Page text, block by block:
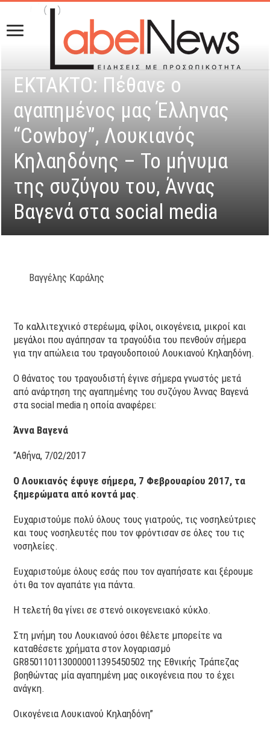
ΕΚΤΑΚΤΟ: Πέθανε ο
αγαπημένος μας Έλληνας
“Cowboy”, Λουκιανός
Κηλαηδόνης – To μήνυμα
της συζύγου του, Άννας
Βαγενά στα social media
Βαγγέλης Καράλης
Το καλλιτεχνικό στερέωμα, φίλοι, οικογένεια, μικροί και
μεγάλοι που αγάπησαν τα τραγούδια του πενθούν σήμερα
για την απώλεια του τραγουδοποιού Λουκιανού Κηλαηδόνη.
Ο θάνατος του τραγουδιστή έγινε σήμερα γνωστός μετά
από ανάρτηση της αγαπημένης του συζύγου Άννας Βαγενά
στα social media η οποία αναφέρει:
Άννα Βαγενά
“Αθήνα, 7/02/2017
Ο Λουκιανός έφυγε σήμερα, 7 Φεβρουαρίου 2017, τα
ξημερώματα από κοντά μας.
Ευχαριστούμε πολύ όλους τους γιατρούς, τις νοσηλεύτριες
και τους νοσηλευτές που τον φρόντισαν σε όλες του τις
νοσηλείες.
Ευχαριστούμε όλους εσάς που τον αγαπήσατε και ξέρουμε
ότι θα τον αγαπάτε για πάντα.
Η τελετή θα γίνει σε στενό οικογενειακό κύκλο.
Στη μνήμη του Λουκιανού όσοι θέλετε μπορείτε να
καταθέσετε χρήματα στον λογαριασμό
GR8501101130000011395450502 της Εθνικής Τράπεζας
βοηθώντας μία αγαπημένη μας οικογένεια που το έχει
ανάγκη.
Οικογένεια Λουκιανού Κηλαηδόνη”